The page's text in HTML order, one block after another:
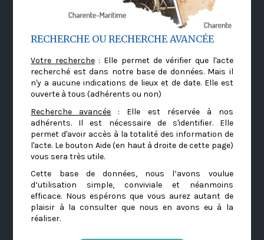
RECHERCHE OU RECHERCHE AVANCÉE
Votre recherche: Elle permet de vérifier que l'acte
recherché est dans notre base de données. Mais il
n'y a aucune indications de lieux et de date. Elle est
ouverte à tous (adhérents ou non)
Recherche avancée : Elle est réservée à nos
adhérents. Il est nécessaire de s'identifier. Elle
permet d'avoir accès à la totalité des information de
l'acte. Le bouton Aide (en haut à droite de cette page)
vous sera très utile.
Cette base de données, nous l’avons voulue
d’utilisation simple, conviviale et néanmoins
efficace. Nous espérons que vous aurez autant de
plaisir à la consulter que nous en avons eu à la
réaliser.